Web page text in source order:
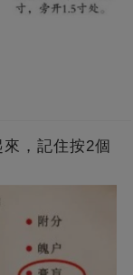
，記住按2個